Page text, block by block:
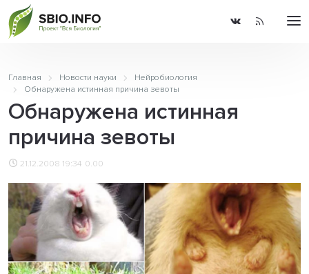
Главная Новости науки
Нейробиология
Обнаружена истинная причина зевоты
Обнаружена истинная
причина зевоты
21.12.2008 19:34 0.00